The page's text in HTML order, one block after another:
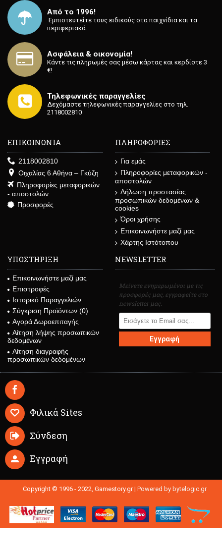
Από το 1996!
⁡ Εμπιστευτείτε τους ειδικούς στα παιχνίδια και τα
περιφεριακά.
Ασφάλεια & οικονομία!
Κάντε τις πληρωμές σας μέσω κάρτας και κερδίστε 3
€!
Τηλεφωνικές παραγγελίες
Δεχόμαστε τηλεφωνικές παραγγελίες στο τηλ.
2118002810
ΕΠΙΚΟΙΝΩΝΙΑ
2118002810
Οιχαλίας 6 Αθήνα – Γκύζη
Πληροφορίες μεταφορικών
- αποστολών
Προσφορές
ΠΛΗΡΟΦΟΡΙΕΣ
Για εμάς
Πληροφορίες μεταφορικών -
αποστολών
Δήλωση προστασίας
προσωπικών δεδομένων &
cookies
Όροι χρήσης
Επικοινωνήστε μαζί μας
Χάρτης Ιστότοπου
ΥΠΟΣΤΗΡΙΞΗ
Επικοινωνήστε μαζί μας
Επιστροφές
Ιστορικό Παραγγελιών
Σύγκριση Προϊόντων (0)
Αγορά Δωροεπιταγής
Αίτηση λήψης προσωπικών
δεδομένων
Αίτηση διαγραφής
προσωπικών δεδομένων
NEWSLETTER
Μείνετε ενημερωμένοι με τις
προσφορές μας, εγγραφείτε στο
newsletter μας.
Εγγραφή
Φιλικά Sites
Σύνδεση
Εγγραφή
Copyright © 1996 - 2022, Gamestory.gr | Powered by bytelogic.gr